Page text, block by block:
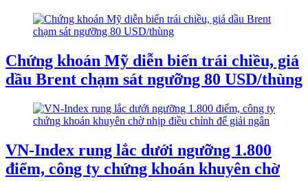
Chứng khoán Mỹ diễn biến trái chiều, giá
dầu Brent chạm sát ngưỡng 80 USD/thùng
VN-Index rung lắc dưới ngưỡng 1.800
điểm, công ty chứng khoán khuyên chờ